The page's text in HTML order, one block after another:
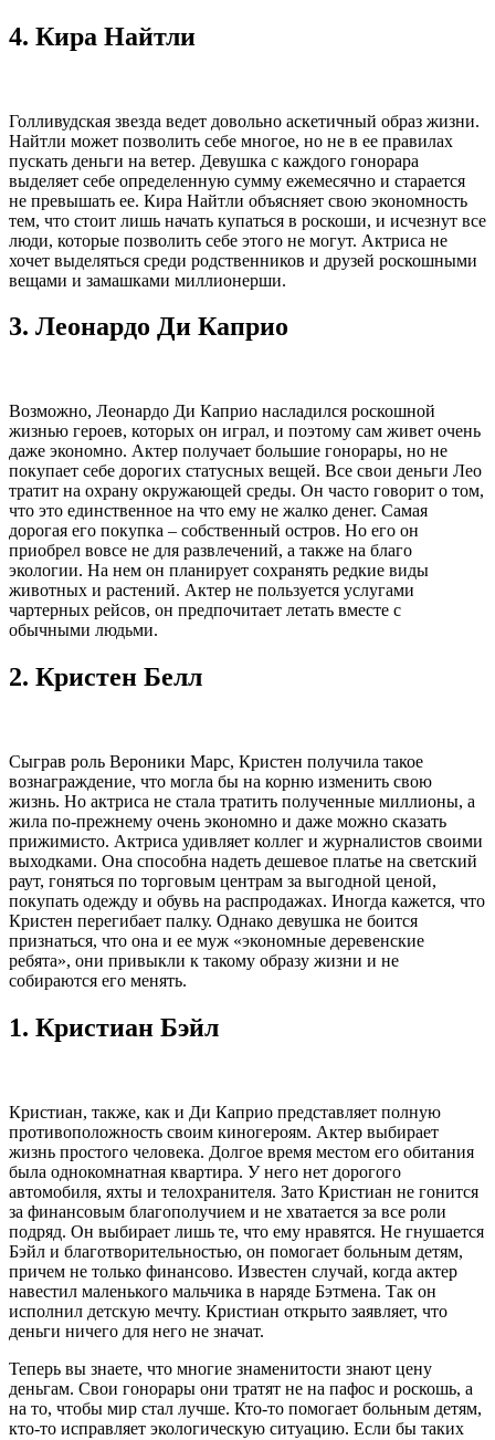
4. Кира Найтли
Голливудская звезда ведет довольно аскетичный образ жизни.
Найтли может позволить себе многое, но не в ее правилах
пускать деньги на ветер. Девушка с каждого гонорара
выделяет себе определенную сумму ежемесячно и старается
не превышать ее. Кира Найтли объясняет свою экономность
тем, что стоит лишь начать купаться в роскоши, и исчезнут все
люди, которые позволить себе этого не могут. Актриса не
хочет выделяться среди родственников и друзей роскошными
вещами и замашками миллионерши.
3. Леонардо Ди Каприо
Возможно, Леонардо Ди Каприо насладился роскошной
жизнью героев, которых он играл, и поэтому сам живет очень
даже экономно. Актер получает большие гонорары, но не
покупает себе дорогих статусных вещей. Все свои деньги Лео
тратит на охрану окружающей среды. Он часто говорит о том,
что это единственное на что ему не жалко денег. Самая
дорогая его покупка – собственный остров. Но его он
приобрел вовсе не для развлечений, а также на благо
экологии. На нем он планирует сохранять редкие виды
животных и растений. Актер не пользуется услугами
чартерных рейсов, он предпочитает летать вместе с
обычными людьми.
2. Кристен Белл
Сыграв роль Вероники Марс, Кристен получила такое
вознаграждение, что могла бы на корню изменить свою
жизнь. Но актриса не стала тратить полученные миллионы, а
жила по-прежнему очень экономно и даже можно сказать
прижимисто. Актриса удивляет коллег и журналистов своими
выходками. Она способна надеть дешевое платье на светский
раут, гоняться по торговым центрам за выгодной ценой,
покупать одежду и обувь на распродажах. Иногда кажется, что
Кристен перегибает палку. Однако девушка не боится
признаться, что она и ее муж «экономные деревенские
ребята», они привыкли к такому образу жизни и не
собираются его менять.
1. Кристиан Бэйл
Кристиан, также, как и Ди Каприо представляет полную
противоположность своим киногероям. Актер выбирает
жизнь простого человека. Долгое время местом его обитания
была однокомнатная квартира. У него нет дорогого
автомобиля, яхты и телохранителя. Зато Кристиан не гонится
за финансовым благополучием и не хватается за все роли
подряд. Он выбирает лишь те, что ему нравятся. Не гнушается
Бэйл и благотворительностью, он помогает больным детям,
причем не только финансово. Известен случай, когда актер
навестил маленького мальчика в наряде Бэтмена. Так он
исполнил детскую мечту. Кристиан открыто заявляет, что
деньги ничего для него не значат.
Теперь вы знаете, что многие знаменитости знают цену
деньгам. Свои гонорары они тратят не на пафос и роскошь, а
на то, чтобы мир стал лучше. Кто-то помогает больным детям,
кто-то исправляет экологическую ситуацию. Если бы таких